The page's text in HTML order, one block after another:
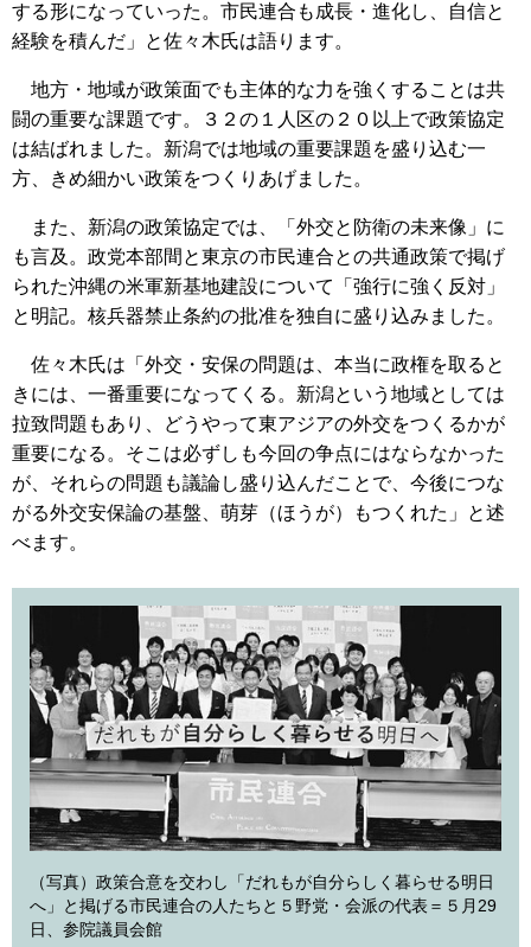
する形になっていった。市民連合も成長・進化し、自信と
経験を積んだ」と佐々木氏は語ります。
地方・地域が政策面でも主体的な力を強くすることは共
闘の重要な課題です。３２の１人区の２０以上で政策協定
は結ばれました。新潟では地域の重要課題を盛り込む一
方、きめ細かい政策をつくりあげました。
また、新潟の政策協定では、「外交と防衛の未来像」に
も言及。政党本部間と東京の市民連合との共通政策で掲げ
られた沖縄の米軍新基地建設について「強行に強く反対」
と明記。核兵器禁止条約の批准を独自に盛り込みました。
佐々木氏は「外交・安保の問題は、本当に政権を取ると
きには、一番重要になってくる。新潟という地域としては
拉致問題もあり、どうやって東アジアの外交をつくるかが
重要になる。そこは必ずしも今回の争点にはならなかった
が、それらの問題も議論し盛り込んだことで、今後につな
がる外交安保論の基盤、萌芽（ほうが）もつくれた」と述
べます。
（写真）政策合意を交わし「だれもが自分らしく暮らせる明日
へ」と掲げる市民連合の人たちと５野党・会派の代表＝５月29
日、参院議員会館